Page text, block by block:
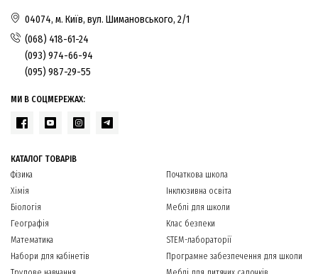
04074, м. Київ, вул. Шимановського, 2/1
(068) 418-61-24
(093) 974-66-94
(095) 987-29-55
МИ В СОЦМЕРЕЖАХ:
КАТАЛОГ ТОВАРІВ
Фізика
Хімія
Біологія
Географія
Математика
Набори для кабінетів
Початкова школа
Інклюзивна освіта
Меблі для школи
Клас безпеки
STEM-лабораторії
Програмне забезпечення для школи